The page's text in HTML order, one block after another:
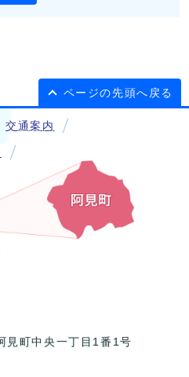
ページの先頭へ戻る
交通案内
町中央一丁目1番1号